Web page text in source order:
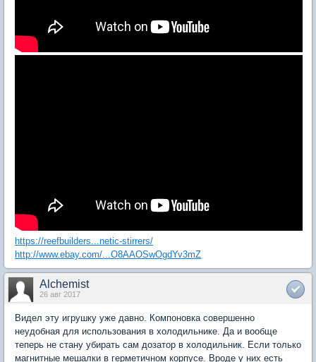
https://reefbuilders...netic-stirrers/
http://www.ebay.com/...O8AAOSwOgdYv3mZ
Alchemist
26 авг 2017
Видел эту игрушку уже давно. Компоновка совершенно
неудобная для использования в холодильнике. Да и вообще
теперь не стану убирать сам дозатор в холодильник. Если только
магнитные мешалки в герметичном корпусе. Вроде у них есть